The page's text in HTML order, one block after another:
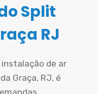
Split
RJ
de ar
Graça, RJ, é